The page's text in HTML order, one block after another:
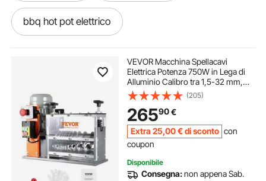
bbq hot pot elettrico
affettatrice patate elettrico
affettatrice patate elettrica teglia elettrica
scaldavivande elettrico da ristorante
scaldavivande elettrico ristorante
VEVOR Macchina Spellacavi
Elettrica Potenza 750W in Lega di
Alluminio Calibro tra 1,5-32 mm,
Macchinetta Spellafili Elettrica per
Cablaggio Cavi Elettrici 48 x 30 x
38cm, Macchina Elettrica Spellacavi
(205)
26590€
Extra 25,00 €di sconto con
coupon
Disponibile
Consegna:non appena Sab.